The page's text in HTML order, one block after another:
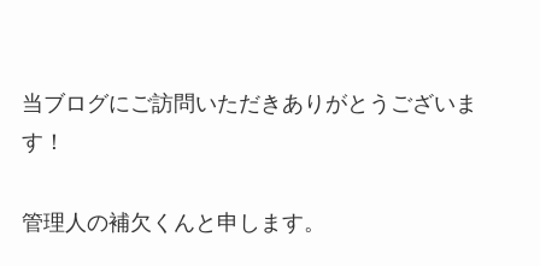
当ブログにご訪問いただきありがとうございま
す！
管理人の補欠くんと申します。